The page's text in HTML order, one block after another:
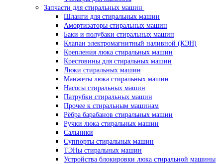
Запчасти для стиральных машин
Шланги для стиральных машин
Амортизаторы стиральных машин
Баки и полубаки стиральных машин
Клапан электромагнитный наливной (КЭН)
Крепления люка стиральных машин
Крестовины для стиральных машин
Люки стиральных машин
Манжеты люка стиральных машин
Насосы стиральных машин
Патрубки стиральных машин
Прочее к стиральным машинам
Рёбра барабанов стиральных машин
Ручки люка стиральных машин
Сальники
Суппорты стиральных машин
ТЭНы стиральных машин
Устройства блокировки люка стиральной машины